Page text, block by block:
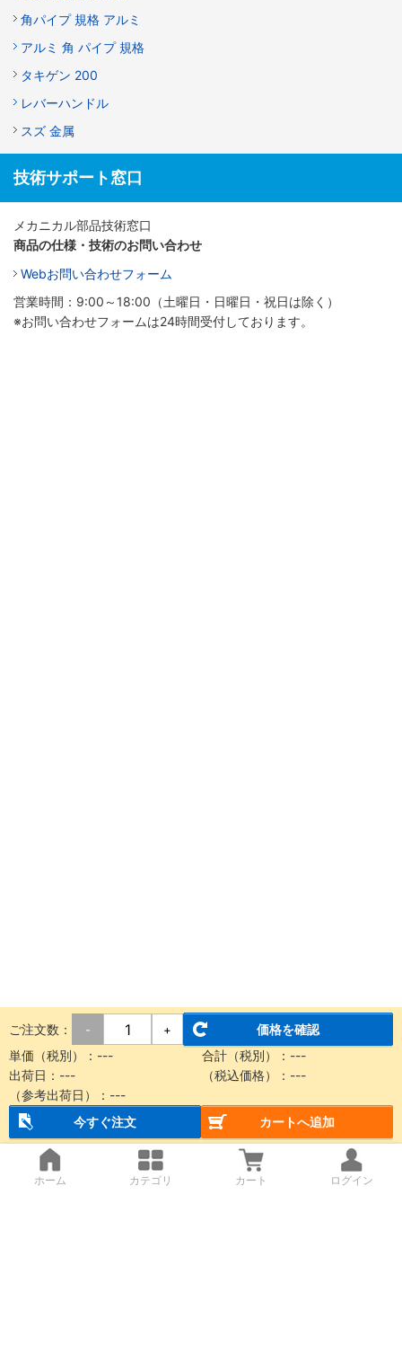
角パイプ 規格 アルミ
アルミ 角 パイプ 規格
タキゲン 200
レバーハンドル
スズ 金属
技術サポート窓口
メカニカル部品技術窓口
商品の仕様・技術のお問い合わせ
Webお問い合わせフォーム
営業時間：9:00～18:00（土曜日・日曜日・祝日は除く）
※お問い合わせフォームは24時間受付しております。
ご注文数： - +
価格を確認
単価（税別）： --- 合計（税別）： ---
出荷日： --- （税込価格）： ---
（参考出荷日）： ---
今すぐ注文
カートへ追加
ホーム カテゴリ カート ログイン